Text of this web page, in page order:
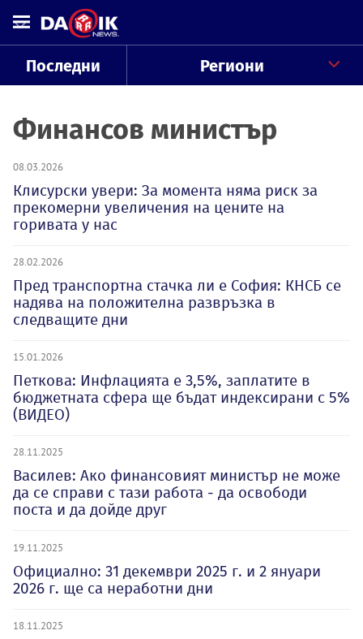
Последни Региони
Финансов министър
08.03.2026
Клисурски увери: За момента няма риск за
прекомерни увеличения на цените на
горивата у нас
28.02.2026
Пред транспортна стачка ли е София: КНСБ се
надява на положителна развръзка в
следващите дни
15.01.2026
Петкова: Инфлацията е 3,5%, заплатите в
бюджетната сфера ще бъдат индексирани с 5%
(ВИДЕО)
28.11.2025
Василев: Ако финансовият министър не може
да се справи с тази работа - да освободи
поста и да дойде друг
19.11.2025
Официално: 31 декември 2025 г. и 2 януари
2026 г. ще са неработни дни
18.11.2025